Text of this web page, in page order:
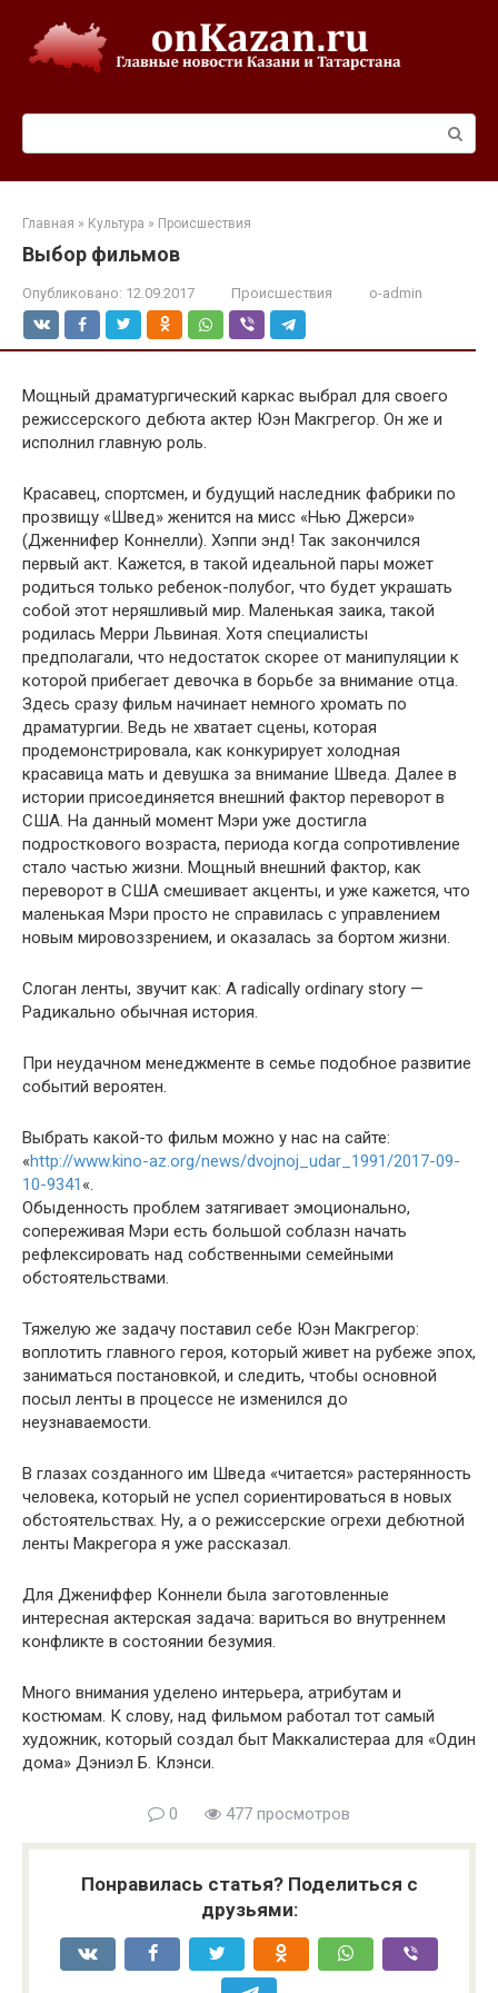
контенту
Главная » Культура » Происшествия
Выбор фильмов
Опубликовано: 12.09.2017 Происшествия o-admin
Мощный драматургический каркас выбрал для своего
режиссерского дебюта актер Юэн Макгрегор. Он же и
исполнил главную роль.
Красавец, спортсмен, и будущий наследник фабрики по
прозвищу «Швед» женится на мисс «Нью Джерси»
(Дженнифер Коннелли). Хэппи энд! Так закончился
первый акт. Кажется, в такой идеальной пары может
родиться только ребенок-полубог, что будет украшать
собой этот неряшливый мир. Маленькая заика, такой
родилась Мерри Львиная. Хотя специалисты
предполагали, что недостаток скорее от манипуляции к
которой прибегает девочка в борьбе за внимание отца.
Здесь сразу фильм начинает немного хромать по
драматургии. Ведь не хватает сцены, которая
продемонстрировала, как конкурирует холодная
красавица мать и девушка за внимание Шведа. Далее в
истории присоединяется внешний фактор переворот в
США. На данный момент Мэри уже достигла
подросткового возраста, периода когда сопротивление
стало частью жизни. Мощный внешний фактор, как
переворот в США смешивает акценты, и уже кажется, что
маленькая Мэри просто не справилась с управлением
новым мировоззрением, и оказалась за бортом жизни.
Слоган ленты, звучит как: A radically ordinary story —
Радикально обычная история.
При неудачном менеджменте в семье подобное развитие
событий вероятен.
Выбрать какой-то фильм можно у нас на сайте:
«http://www.kino-az.org/news/dvojnoj_udar_1991/2017-09-
10-9341 «.
Обыденность проблем затягивает эмоционально,
сопереживая Мэри есть большой соблазн начать
рефлексировать над собственными семейными
обстоятельствами.
Тяжелую же задачу поставил себе Юэн Макгрегор:
воплотить главного героя, который живет на рубеже эпох,
заниматься постановкой, и следить, чтобы основной
посыл ленты в процессе не изменился до
неузнаваемости.
В глазах созданного им Шведа «читается» растерянность
человека, который не успел сориентироваться в новых
обстоятельствах. Ну, а о режиссерские огрехи дебютной
ленты Макрегора я уже рассказал.
Для Джениффер Коннели была заготовленные
интересная актерская задача: вариться во внутреннем
конфликте в состоянии безумия.
Много внимания уделено интерьера, атрибутам и
костюмам. К слову, над фильмом работал тот самый
художник, который создал быт Маккалистераа для «Один
дома» Дэниэл Б. Клэнси.
0 477 просмотров
Понравилась статья? Поделиться с
друзьями: